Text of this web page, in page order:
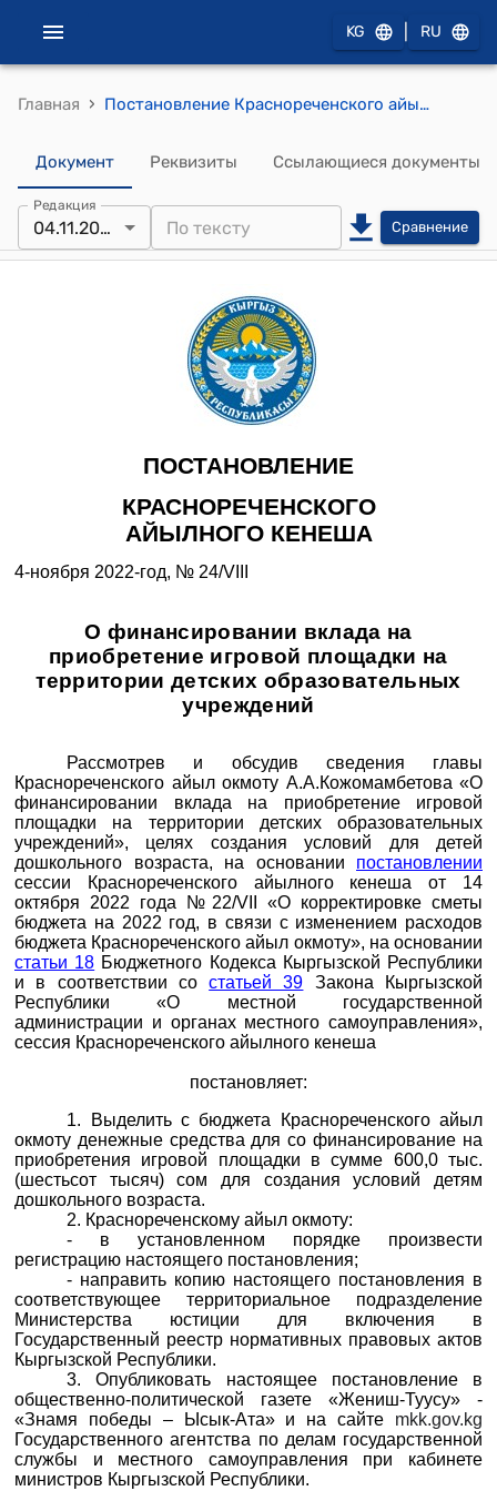
KG RU
Главная › Постановление Краснореченского айылного кенеша 4-ноября 2022-год, № 24/VIII "О финансировании вклада на приобретение игровой площадки на территории детских образовательных учреждений"
Документ Реквизиты Ссылающиеся документы
Редакция
04.11.2022 Сравнение